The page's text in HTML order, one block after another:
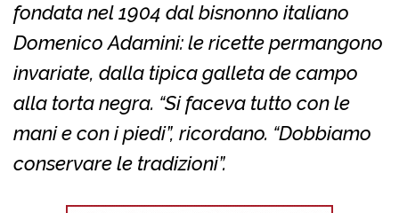
fondata nel 1904 dal bisnonno italiano
Domenico Adamini: le ricette permangono
invariate, dalla tipica galleta de campo
alla torta negra. “Si faceva tutto con le
mani e con i piedi”, ricordano. “Dobbiamo
conservare le tradizioni”.